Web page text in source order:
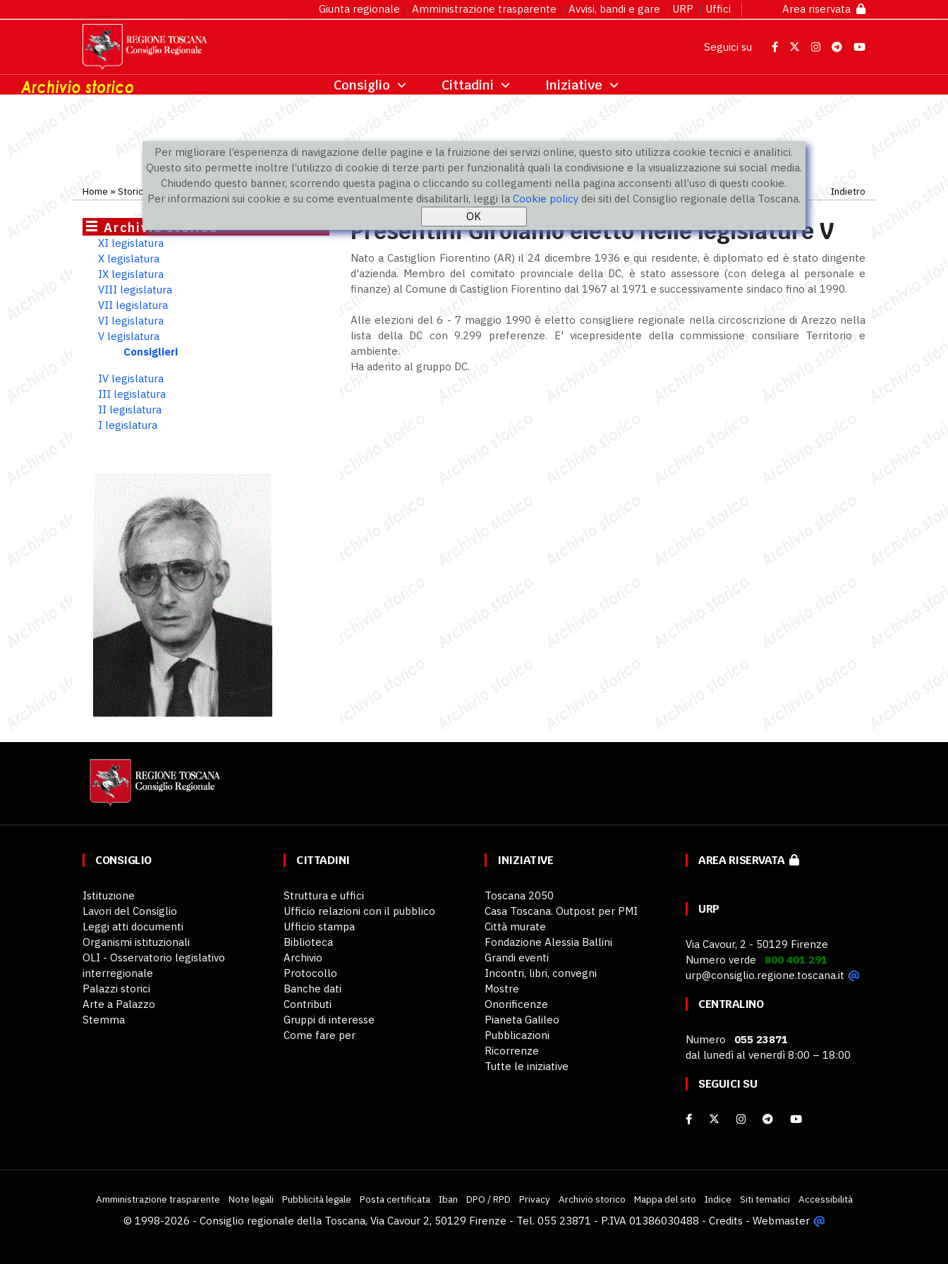
Per migliorare l’esperienza di navigazione delle pagine e la fruizione dei servizi online, questo sito utilizza cookie tecnici e analitici.
Questo sito permette inoltre l’utilizzo di cookie di terze parti per funzionalità quali la condivisione e la visualizzazione sui social media.
Chiudendo questo banner, scorrendo questa pagina o cliccando su collegamenti nella pagina acconsenti all’uso di questi cookie.
Per informazioni sui cookie e su come eventualmente disabilitarli, leggi la Cookie policydei siti del Consiglio regionale della Toscana.
Giunta regionale | Amministrazione trasparente | Avvisi, bandi e gare | URP | Uffici Area riservata
Seguici su
Home » Storico V legislatura »Consiglieri Indietro
Archivio storico
XI legislatura
X legislatura
IX legislatura
VIII legislatura
VII legislatura
VI legislatura
V legislatura
Consiglieri
IV legislatura
III legislatura
II legislatura
I legislatura
Presentini Girolamo eletto nelle legislature V
Nato a Castiglion Fiorentino (AR) il 24 dicembre 1936 e qui residente, è diplomato ed è stato dirigente
d'azienda. Membro del comitato provinciale della DC, è stato assessore (con delega al personale e
finanze) al Comune di Castiglion Fiorentino dal 1967 al 1971 e successivamente sindaco fino al 1990.
Alle elezioni del 6 - 7 maggio 1990 è eletto consigliere regionale nella circoscrizione di Arezzo nella
lista della DC con 9.299 preferenze. E' vicepresidente della commissione consiliare Territorio e
ambiente.
Ha aderito al gruppo DC.
CONSIGLIO
Istituzione
Lavori del Consiglio
Leggi atti documenti
Organismi istituzionali
OLI - Osservatorio legislativo
interregionale
Palazzi storici
Arte a Palazzo
Stemma
CITTADINI
Struttura e uffici
Ufficio relazioni con il pubblico
Ufficio stampa
Biblioteca
Archivio
Protocollo
Banche dati
Contributi
Gruppi di interesse
Come fare per
INIZIATIVE
Toscana 2050
Casa Toscana. Outpost per PMI
Città murate
Fondazione Alessia Ballini
Grandi eventi
Incontri, libri, convegni
Mostre
Onorificenze
Pianeta Galileo
Pubblicazioni
Ricorrenze
Tutte le iniziative
AREA RISERVATA
URP
Via Cavour, 2 - 50129 Firenze
Numero verde 800 401 291
urp@consiglio.regione.toscana.it
CENTRALINO
Numero 055 23871
dal lunedì al venerdì 8:00 – 18:00
SEGUICI SU
Amministrazione trasparente Note legali Pubblicità legale Posta certificata Iban DPO / RPD Privacy Archivio storico Mappa del sito Indice Siti tematici Accessibilità
© 1998-2026 - Consiglio regionale della Toscana, Via Cavour 2, 50129 Firenze - Tel. 055 23871 - P.IVA 01386030488 - Credits - Webmaster